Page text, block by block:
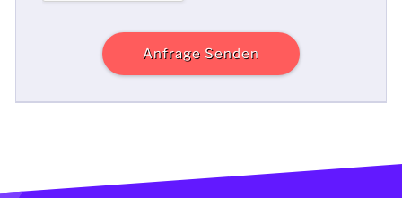
Anfrage Senden